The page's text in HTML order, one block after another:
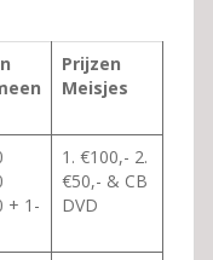
Prijzen
Meisjes
+ 1-
1. €100,- 2.
€50,- & CB
DVD